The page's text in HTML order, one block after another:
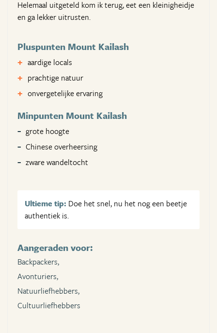
Helemaal uitgeteld kom ik terug, eet een kleinigheidje
en ga lekker uitrusten.
Pluspunten Mount Kailash
aardige locals
prachtige natuur
onvergetelijke ervaring
Minpunten Mount Kailash
grote hoogte
Chinese overheersing
zware wandeltocht
Ultieme tip: Doe het snel, nu het nog een beetje
authentiek is.
Aangeraden voor:
Backpackers,
Avonturiers,
Natuurliefhebbers,
Cultuurliefhebbers